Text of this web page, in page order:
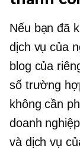
Nếu bạn đã
dịch vụ của
blog của
số trường
không cần
doanh
và dịch vụ